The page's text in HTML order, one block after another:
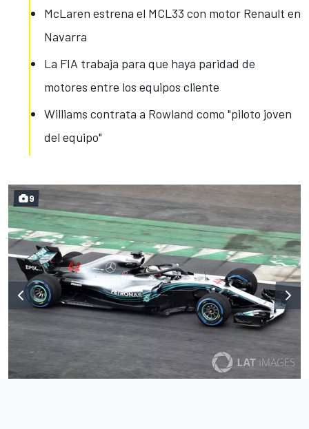
McLaren estrena el MCL33 con motor Renault en
Navarra
La FIA trabaja para que haya paridad de
motores entre los equipos cliente
Williams contrata a Rowland como "piloto joven
del equipo"
9